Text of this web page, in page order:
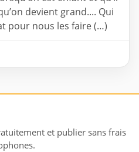
devient grand.... Qui
pour nous les faire (…)
et publier sans frais